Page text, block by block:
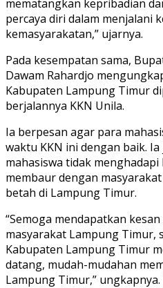
mematangkan kepribadian
percaya diri dalam menjalani
kemasyarakatan,” ujarnya.
Pada kesempatan sama,
Dawam Rahardjo
Kabupaten Lampung Timur
berjalannya KKN Unila.
Ia berpesan agar para
waktu KKN ini dengan baik.
mahasiswa tidak
membaur dengan
betah di Lampung Timur.
“Semoga mendapatkan
masyarakat Lampung Timur,
Kabupaten Lampung Timur
datang, mudah-mudahan
Lampung Timur,” ungkapnya.